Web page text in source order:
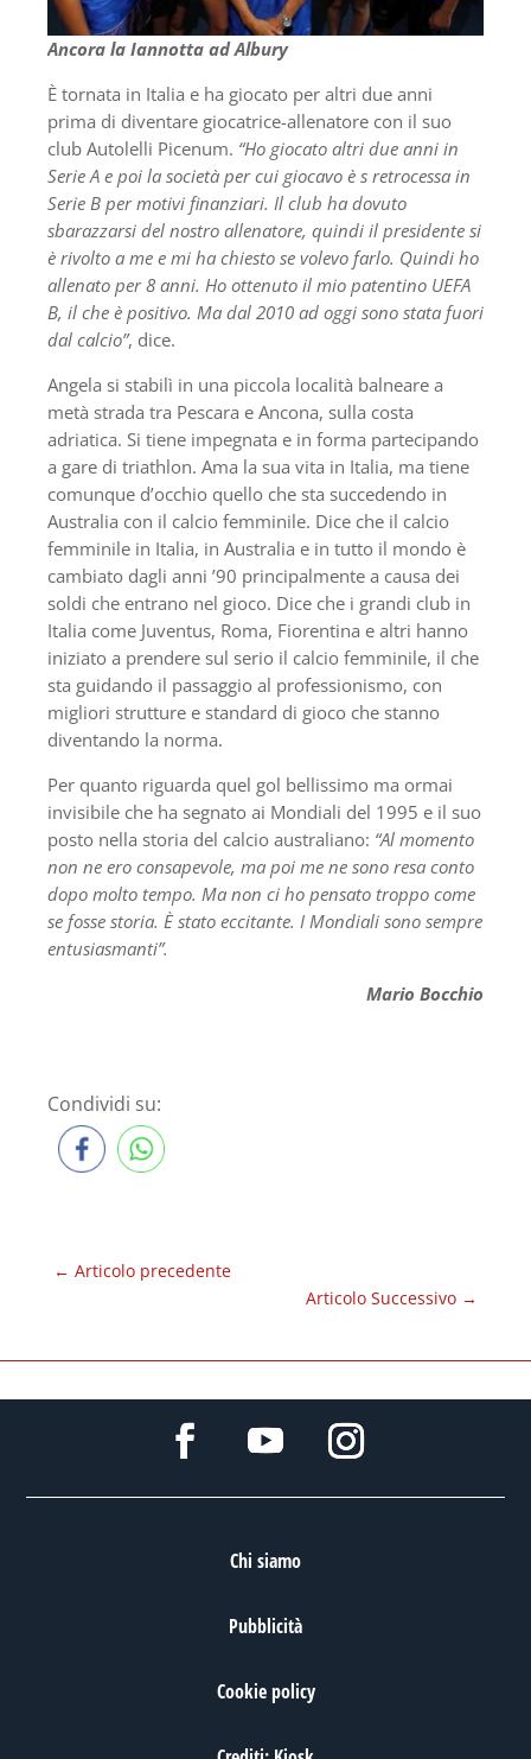
Ancora la Iannotta ad Albury
È tornata in Italia e ha giocato per altri due anni
prima di diventare giocatrice-allenatore con il suo
club Autolelli Picenum. “Ho giocato altri due anni in
Serie A e poi la società per cui giocavo è s retrocessa in
Serie B per motivi finanziari. Il club ha dovuto
sbarazzarsi del nostro allenatore, quindi il presidente si
è rivolto a me e mi ha chiesto se volevo farlo. Quindi ho
allenato per 8 anni. Ho ottenuto il mio patentino UEFA
B, il che è positivo. Ma dal 2010 ad oggi sono stata fuori
dal calcio”, dice.
Angela si stabilì in una piccola località balneare a
metà strada tra Pescara e Ancona, sulla costa
adriatica. Si tiene impegnata e in forma partecipando
a gare di triathlon. Ama la sua vita in Italia, ma tiene
comunque d’occhio quello che sta succedendo in
Australia con il calcio femminile. Dice che il calcio
femminile in Italia, in Australia e in tutto il mondo è
cambiato dagli anni ’90 principalmente a causa dei
soldi che entrano nel gioco. Dice che i grandi club in
Italia come Juventus, Roma, Fiorentina e altri hanno
iniziato a prendere sul serio il calcio femminile, il che
sta guidando il passaggio al professionismo, con
migliori strutture e standard di gioco che stanno
diventando la norma.
Per quanto riguarda quel gol bellissimo ma ormai
invisibile che ha segnato ai Mondiali del 1995 e il suo
posto nella storia del calcio australiano: “Al momento
non ne ero consapevole, ma poi me ne sono resa conto
dopo molto tempo. Ma non ci ho pensato troppo come
se fosse storia. È stato eccitante. I Mondiali sono sempre
entusiasmanti”.
Mario Bocchio
Condividi su:
← Articolo precedente
Articolo Successivo →
Chi siamo
Pubblicità
Cookie policy